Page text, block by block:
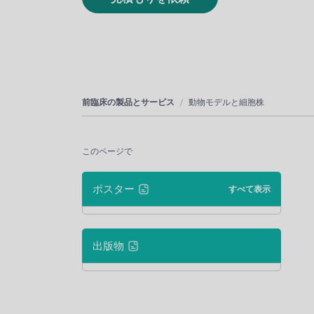
前臨床の製品とサービス 動物モデルと細胞株
このページで
ポスター すべて表示
出版物